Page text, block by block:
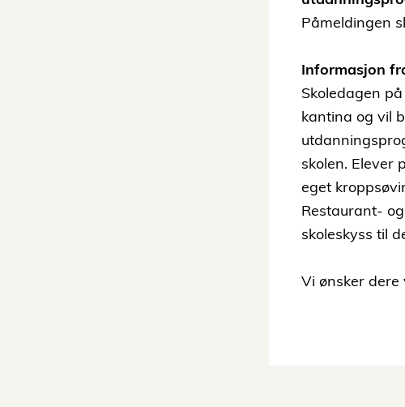
Påmeldingen
Informasjon
Skoledagen
kantina og vil
skolen. Elever
eget
Restaurant-
skoleskyss til
Vi ønsker dere